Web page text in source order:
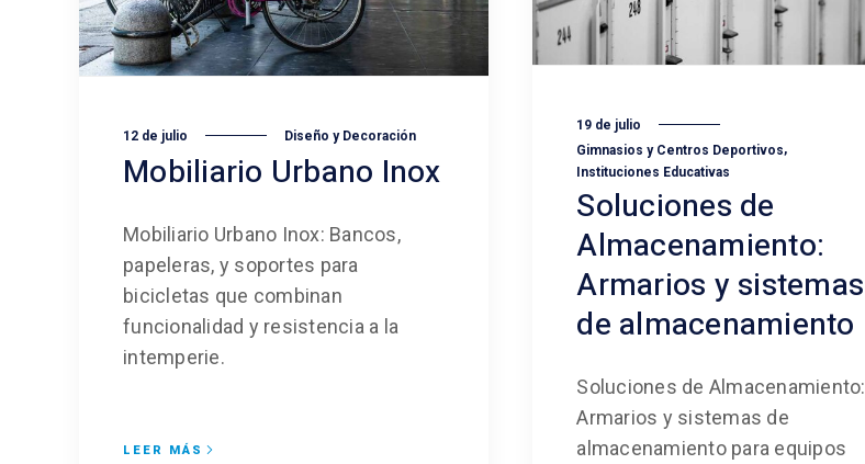
19 de julio
Gimnasios y Centros Deportivos,
Instituciones Educativas
Soluciones de
Almacenamiento:
Armarios y sistemas
de almacenamiento
Soluciones de Almacenamiento:
Armarios y sistemas de
almacenamiento para equipos
12 de julio Diseño y Decoración
Mobiliario Urbano Inox
Mobiliario Urbano Inox: Bancos,
papeleras, y soportes para
bicicletas que combinan
funcionalidad y resistencia a la
intemperie.
LEER MÁS